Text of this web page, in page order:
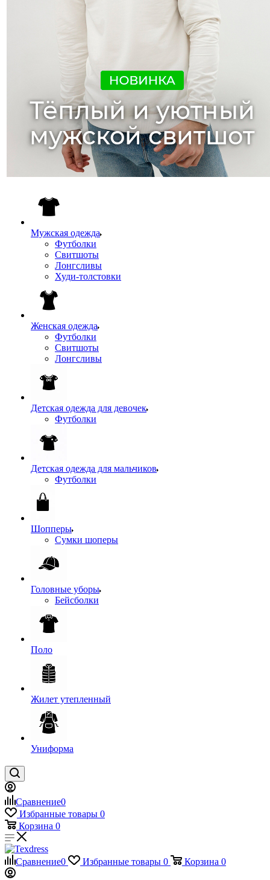
Мужская одежда
Футболки
Свитшоты
Лонгсливы
Худи-толстовки
Женская одежда
Футболки
Свитшоты
Лонгсливы
Детская одежда для девочек
Футболки
Детская одежда для мальчиков
Футболки
Шопперы
Сумки шоперы
Головные уборы
Бейсболки
Поло
Жилет утепленный
Униформа
Сравнение0
Избранные товары 0
Корзина 0
Сравнение0 Избранные товары 0 Корзина 0